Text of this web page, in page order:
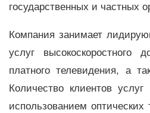
государственных и частных
Компания занимает
услуг высокоскоростного
платного телевидения, а
Количество клиентов
использованием оптических